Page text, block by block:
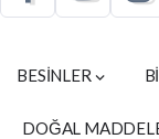
BESİNLER
DOĞAL